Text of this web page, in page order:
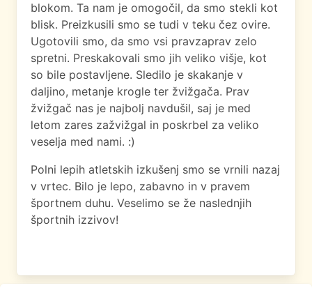
blokom. Ta nam je omogočil, da smo stekli kot
blisk. Preizkusili smo se tudi v teku čez ovire.
Ugotovili smo, da smo vsi pravzaprav zelo
spretni. Preskakovali smo jih veliko višje, kot
so bile postavljene. Sledilo je skakanje v
daljino, metanje krogle ter žvižgača. Prav
žvižgač nas je najbolj navdušil, saj je med
letom zares zažvižgal in poskrbel za veliko
veselja med nami. :)
Polni lepih atletskih izkušenj smo se vrnili nazaj
v vrtec. Bilo je lepo, zabavno in v pravem
športnem duhu. Veselimo se že naslednjih
športnih izzivov!